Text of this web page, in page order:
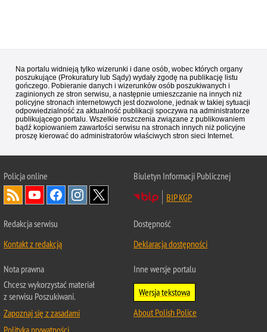
Na portalu widnieją tylko wizerunki i dane osób, wobec których organy
poszukujące (Prokuratury lub Sądy) wydały zgodę na publikację listu
gończego. Pobieranie danych i wizerunków osób poszukiwanych i
zaginionych ze stron serwisu, a następnie umieszczanie na innych niż
policyjne stronach internetowych jest dozwolone, jednak w takiej sytuacji
odpowiedzialność za aktualność publikacji spoczywa na administratorze
publikującego portalu. Wszelkie roszczenia związane z publikowaniem
bądź kopiowaniem zawartości serwisu na stronach innych niż policyjne
proszę kierować do administratorów właściwych stron sieci Internet.
Policjaonline
Biuletyn Informacji Publicznej
BIP KGP
Redakcja serwisu
Kontakt z redakcją
Dostępność
Deklaracja dostępności
Nota prawna
Chcesz wykorzystać materiał
z serwisu Poszukiwani.
Zapoznaj się z zasadami
Inne wersje portalu
Wersja tekstowa
About Polish Police